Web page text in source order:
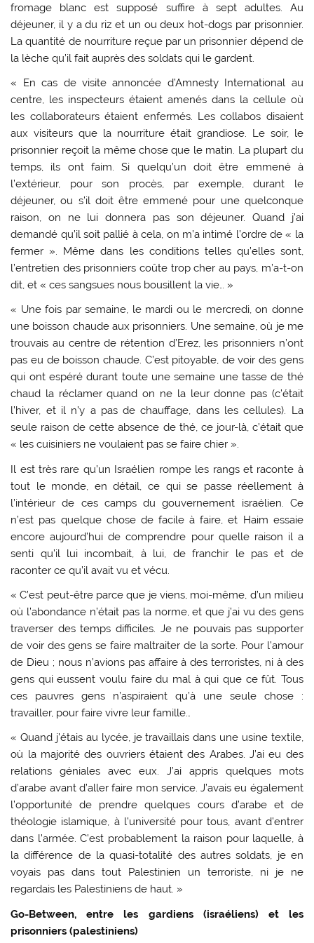
fromage blanc est supposé suffire à sept adultes. Au
déjeuner, il y a du riz et un ou deux hot-dogs par prisonnier.
La quantité de nourriture reçue par un prisonnier dépend de
la lèche qu’il fait auprès des soldats qui le gardent.
« En cas de visite annoncée d’Amnesty International au
centre, les inspecteurs étaient amenés dans la cellule où
les collaborateurs étaient enfermés. Les collabos disaient
aux visiteurs que la nourriture était grandiose. Le soir, le
prisonnier reçoit la même chose que le matin. La plupart du
temps, ils ont faim. Si quelqu’un doit être emmené à
l’extérieur, pour son procès, par exemple, durant le
déjeuner, ou s’il doit être emmené pour une quelconque
raison, on ne lui donnera pas son déjeuner. Quand j’ai
demandé qu’il soit pallié à cela, on m’a intimé l’ordre de « la
fermer ». Même dans les conditions telles qu’elles sont,
l’entretien des prisonniers coûte trop cher au pays, m’a-t-on
dit, et « ces sangsues nous bousillent la vie… »
« Une fois par semaine, le mardi ou le mercredi, on donne
une boisson chaude aux prisonniers. Une semaine, où je me
trouvais au centre de rétention d’Erez, les prisonniers n’ont
pas eu de boisson chaude. C’est pitoyable, de voir des gens
qui ont espéré durant toute une semaine une tasse de thé
chaud la réclamer quand on ne la leur donne pas (c’était
l’hiver, et il n’y a pas de chauffage, dans les cellules). La
seule raison de cette absence de thé, ce jour-là, c’était que
« les cuisiniers ne voulaient pas se faire chier ».
Il est très rare qu’un Israélien rompe les rangs et raconte à
tout le monde, en détail, ce qui se passe réellement à
l’intérieur de ces camps du gouvernement israélien. Ce
n’est pas quelque chose de facile à faire, et Haim essaie
encore aujourd’hui de comprendre pour quelle raison il a
senti qu’il lui incombait, à lui, de franchir le pas et de
raconter ce qu’il avait vu et vécu.
« C’est peut-être parce que je viens, moi-même, d’un milieu
où l’abondance n’était pas la norme, et que j’ai vu des gens
traverser des temps difficiles. Je ne pouvais pas supporter
de voir des gens se faire maltraiter de la sorte. Pour l’amour
de Dieu ; nous n’avions pas affaire à des terroristes, ni à des
gens qui eussent voulu faire du mal à qui que ce fût. Tous
ces pauvres gens n’aspiraient qu’à une seule chose :
travailler, pour faire vivre leur famille…
« Quand j’étais au lycée, je travaillais dans une usine textile,
où la majorité des ouvriers étaient des Arabes. J’ai eu des
relations géniales avec eux. J’ai appris quelques mots
d’arabe avant d’aller faire mon service. J’avais eu également
l’opportunité de prendre quelques cours d’arabe et de
théologie islamique, à l’université pour tous, avant d’entrer
dans l’armée. C’est probablement la raison pour laquelle, à
la différence de la quasi-totalité des autres soldats, je en
voyais pas dans tout Palestinien un terroriste, ni je ne
regardais les Palestiniens de haut. »
Go-Between, entre les gardiens (israéliens) et les
prisonniers (palestiniens)